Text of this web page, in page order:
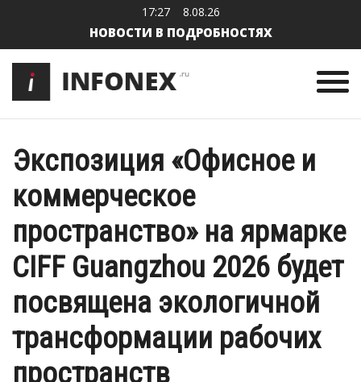
17:27 8.08.26
НОВОСТИ В ПОДРОБНОСТЯХ
Экспозиция «Офисное и
коммерческое
пространство» на ярмарке
CIFF Guangzhou 2026 будет
посвящена экологичной
трансформации рабочих
пространств